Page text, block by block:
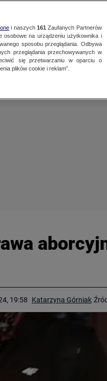
FAKTY PO
19:58 Katarzyna Górniak
i naszych 161 Zaufanych Partnerów
na urządzeniu użytkownika i
sposobu przeglądania. Odbywa
przeglądania przechowywanych w
się przetwarzaniu w oparciu o
plików cookie i reklam”.